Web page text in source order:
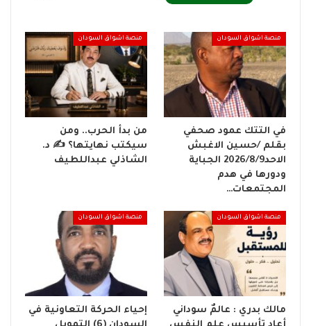
منصة اشواق السودان
في التتك عمود صحفي
بقلم /حسين الاغبش
الاحد2026/8/9 الجباية
ودورها في هدم
المجتمعات…
منصة اشواق السودان
من بدأ الحرب.. ومن
سيكتب نهايتها؟ ✍️ د.
الشاذلي عبداللطيف
منصة اشواق السودان
مالك بدري : عالمٌ سوداني
منصة اشواق السودان
إحياء الحركة التعاونية في